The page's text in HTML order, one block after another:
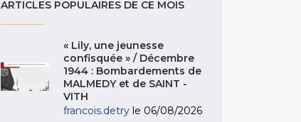
ARTICLES POPULAIRES DE CE MOIS
« Lily, une jeunesse
confisquée » / Décembre
1944 : Bombardements de
MALMEDY et de SAINT -
VITH
francois.detry le 06/08/2026